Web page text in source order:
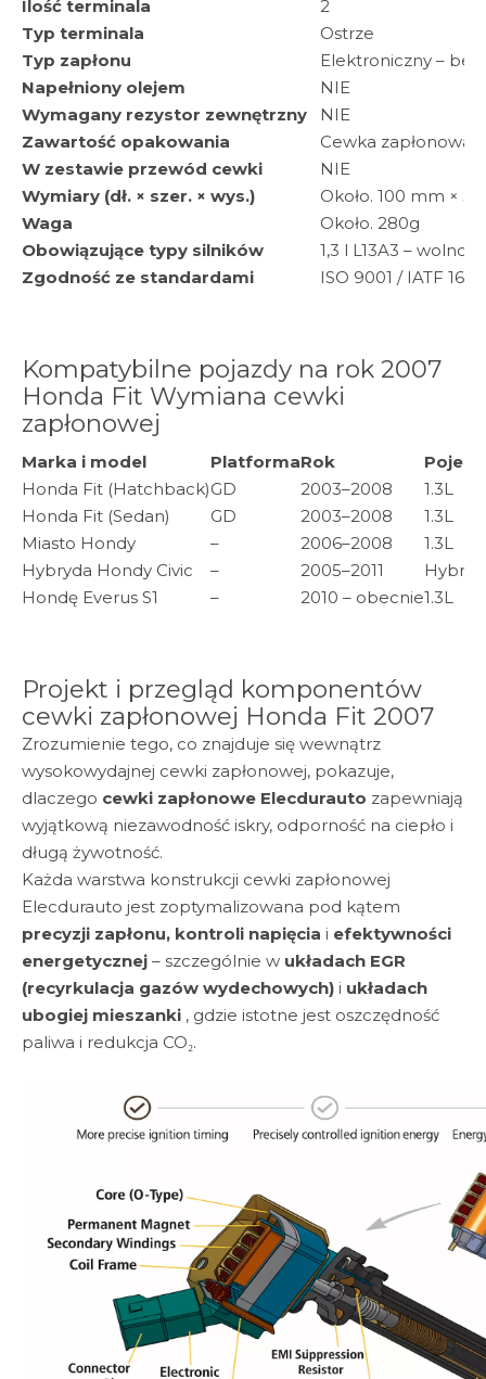
Ilość terminala
2
Typ terminala
Ostrze
Typ zapłonu
Elektroniczny –
Napełniony olejem
NIE
Wymagany rezystor zewnętrzny
NIE
Zawartość opakowania
Cewka zapłonowa,
W zestawie przewód cewki
NIE
Wymiary (dł. × szer. × wys.)
Około. 100 mm ×
Waga
Około. 280g
Obowiązujące typy silników
1,3 l L13A3 –
Zgodność ze standardami
ISO 9001 / IATF
Kompatybilne pojazdy na rok 2007
Honda Fit Wymiana cewki
zapłonowej
Marka i model PlatformaRok
Honda Fit (Hatchback)GD 2003–2008
1.3L
Honda Fit (Sedan)
GD 2003–2008
1.3L
Miasto Hondy
– 2006–2008
1.3L
Hybryda Hondy Civic
– 2005–2011
Hondę Everus S1
– 2010 – obecnie1.3L
Projekt i przegląd komponentów
cewki zapłonowej Honda Fit 2007
Zrozumienie tego, co znajduje się wewnątrz
wysokowydajnej cewki zapłonowej, pokazuje,
dlaczego cewki zapłonowe Elecdurauto zapewniają
wyjątkową niezawodność iskry, odporność na ciepło i
długą żywotność.
Każda warstwa konstrukcji cewki zapłonowej
Elecdurauto jest zoptymalizowana pod kątem
precyzji zapłonu, kontroli napięcia i efektywności
energetycznej – szczególnie w układach EGR
(recyrkulacja gazów wydechowych) i układach
ubogiej mieszanki , gdzie istotne jest oszczędność
paliwa i redukcja CO₂.